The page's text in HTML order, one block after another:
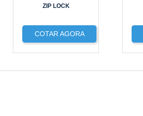
ZIP LOCK
COTAR AGORA